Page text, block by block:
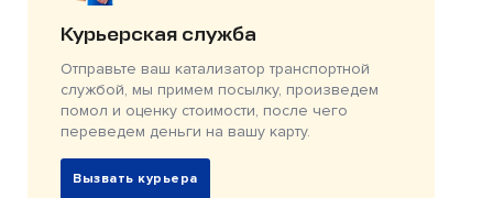
Курьерская служба
Отправьте ваш катализатор транспортной
службой, мы примем посылку, произведем
помол и оценку стоимости, после чего
переведем деньги на вашу карту.
Вызвать курьера